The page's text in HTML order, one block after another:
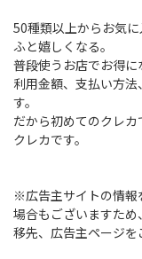
50種類以上からお気
ふと嬉しくなる。
普段使うお店でお得に
利用金額、支払い方
す。
だから初めてのクレ
クレカです。
※広告主サイトの情報
場合もございますた
移先、広告主ページを